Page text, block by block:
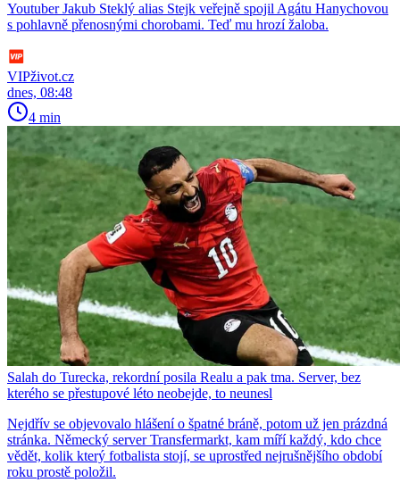
Youtuber Jakub Steklý alias Stejk veřejně spojil Agátu Hanychovou
s pohlavně přenosnými chorobami. Teď mu hrozí žaloba.
VIPživot.cz
dnes, 08:48
4 min
Salah do Turecka, rekordní posila Realu a pak tma. Server, bez
kterého se přestupové léto neobejde, to neunesl
Nejdřív se objevovalo hlášení o špatné bráně, potom už jen prázdná
stránka. Německý server Transfermarkt, kam míří každý, kdo chce
vědět, kolik který fotbalista stojí, se uprostřed nejrušnějšího období
roku prostě položil.